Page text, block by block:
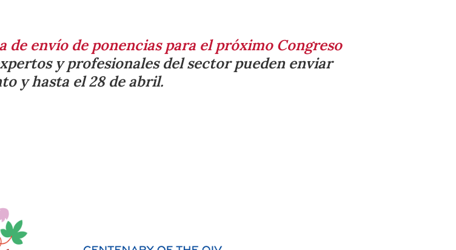
de envío de ponencias para el próximo Congreso
y profesionales del sector pueden enviar
y hasta el 28 de abril.